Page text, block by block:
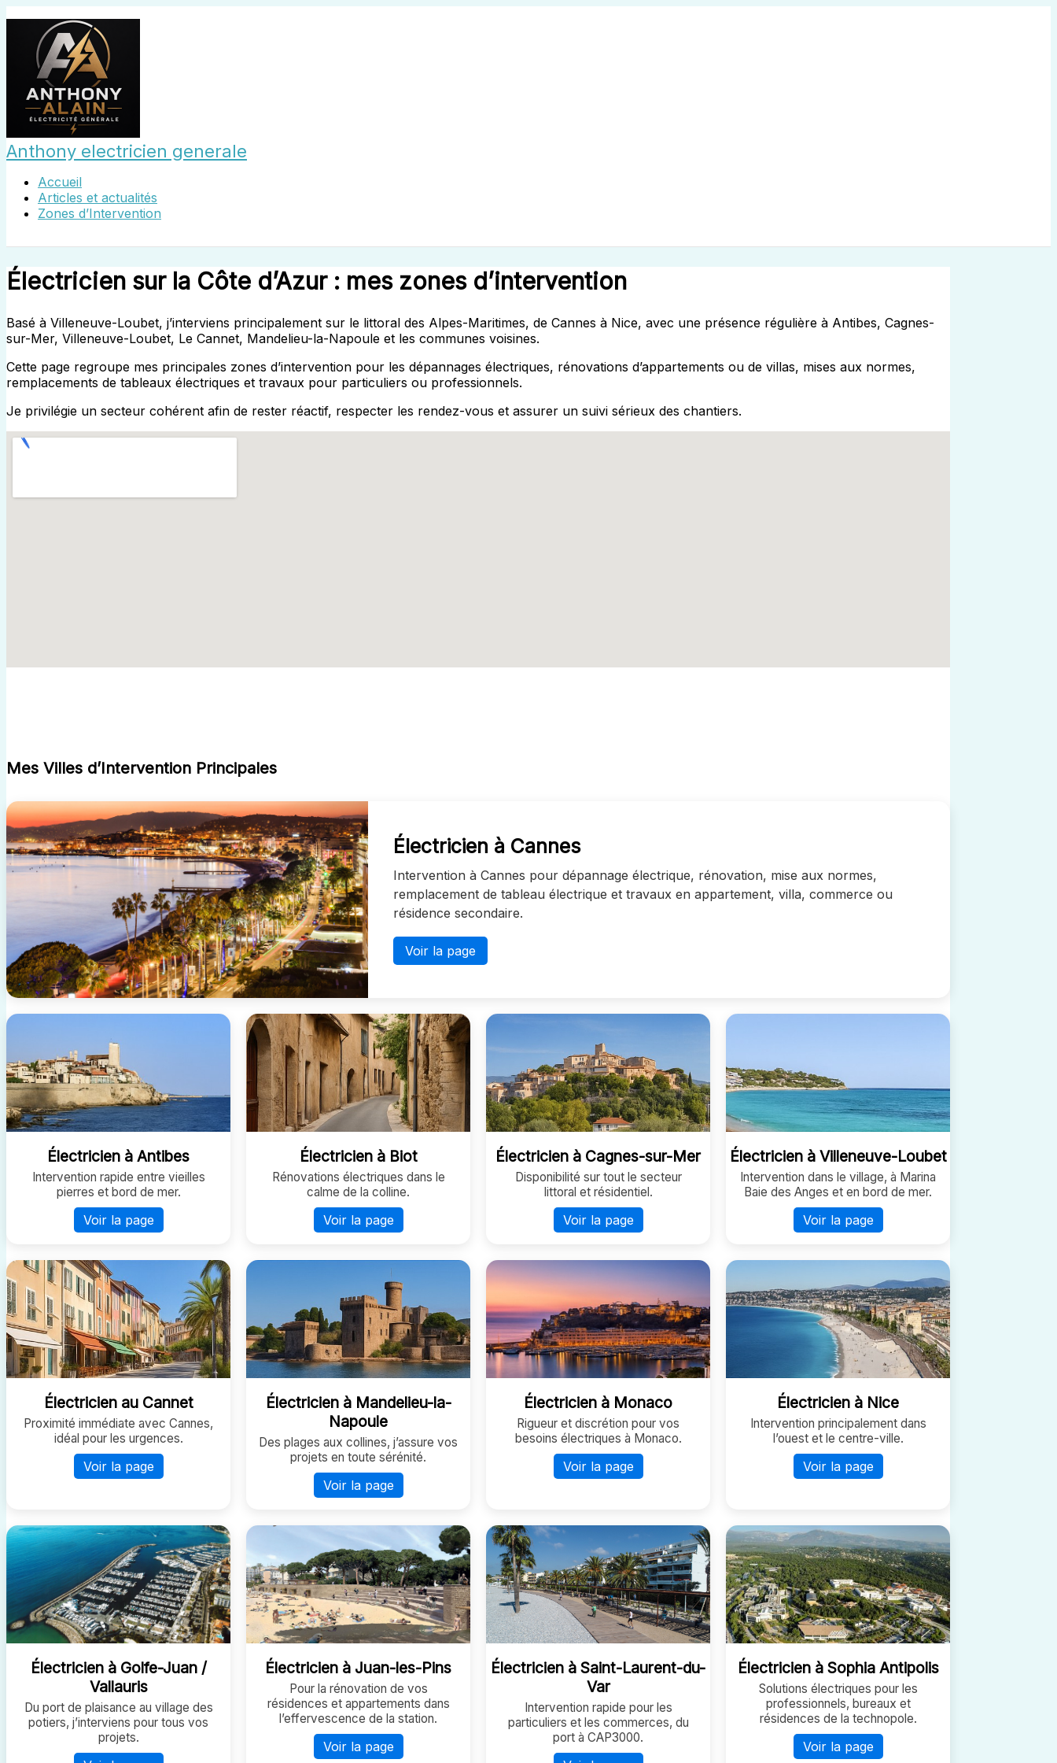
contenu
Anthony electricien generale
Accueil
Articles et actualités
Zones d’Intervention
Électricien sur la Côte d’Azur : mes zones d’intervention
Basé à Villeneuve-Loubet, j’interviens principalement sur le littoral des Alpes-Maritimes, de Cannes à Nice, avec une présence régulière à Antibes, Cagnes-
sur-Mer, Villeneuve-Loubet, Le Cannet, Mandelieu-la-Napoule et les communes voisines.
Cette page regroupe mes principales zones d’intervention pour les dépannages électriques, rénovations d’appartements ou de villas, mises aux normes,
remplacements de tableaux électriques et travaux pour particuliers ou professionnels.
Je privilégie un secteur cohérent afin de rester réactif, respecter les rendez-vous et assurer un suivi sérieux des chantiers.
Mes Villes d’Intervention Principales
Électricien à Cannes
Intervention à Cannes pour dépannage électrique, rénovation, mise aux normes,
remplacement de tableau électrique et travaux en appartement, villa, commerce ou
résidence secondaire.
Voir la page
Électricien à Antibes
Intervention rapide entre vieilles
pierres et bord de mer.
Voir la page
Électricien à Biot
Rénovations électriques dans le
calme de la colline.
Voir la page
Électricien à Cagnes-sur-Mer
Disponibilité sur tout le secteur
littoral et résidentiel.
Voir la page
Électricien à Villeneuve-Loubet
Intervention dans le village, à Marina
Baie des Anges et en bord de mer.
Voir la page
Électricien au Cannet
Proximité immédiate avec Cannes,
idéal pour les urgences.
Voir la page
Électricien à Mandelieu-la-
Napoule
Des plages aux collines, j’assure vos
projets en toute sérénité.
Voir la page
Électricien à Monaco
Rigueur et discrétion pour vos
besoins électriques à Monaco.
Voir la page
Électricien à Nice
Intervention principalement dans
l’ouest et le centre-ville.
Voir la page
Électricien à Golfe-Juan /
Vallauris
Du port de plaisance au village des
potiers, j’interviens pour tous vos
projets.
Électricien à Juan-les-Pins
Pour la rénovation de vos
résidences et appartements dans
l’effervescence de la station.
Voir la page
Électricien à Saint-Laurent-du-
Var
Intervention rapide pour les
particuliers et les commerces, du
port à CAP3000.
Électricien à Sophia Antipolis
Solutions électriques pour les
professionnels, bureaux et
résidences de la technopole.
Voir la page